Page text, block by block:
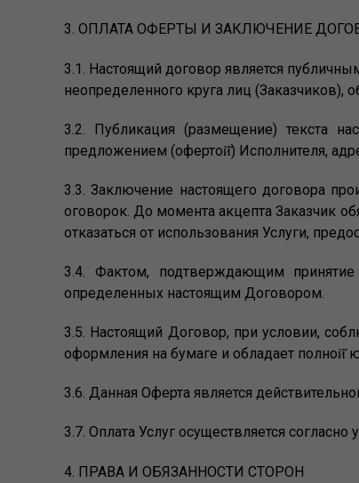
3. ОПЛАТА ОФЕРТЫ И ЗАКЛЮЧЕНИЕ
3.1. Настоящий договор является
неопределенного круга лиц (Заказчиков),
3.2. Публикация (размещение) текста
предложением (офертой̆) Исполнителя,
3.3. Заключение настоящего договора
оговорок. До момента акцепта Заказчик
отказаться от использования Услуги,
3.4. Фактом, подтверждающим принятие
определенных настоящим Договором.
3.5. Настоящий Договор, при условии,
оформления на бумаге и обладает полной̆
3.6. Данная Оферта является
3.7. Оплата Услуг осуществляется
4. ПРАВА И ОБЯЗАННОСТИ СТОРОН